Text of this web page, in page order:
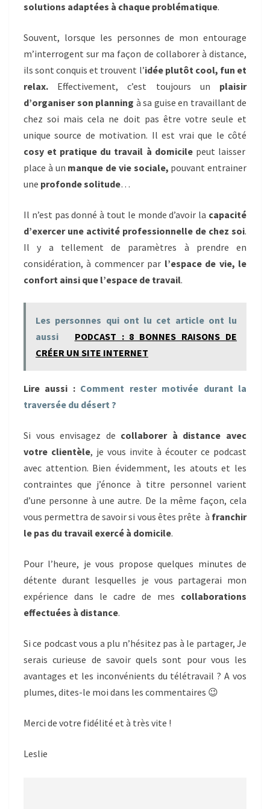
solutions adaptées à chaque problématique.
Souvent, lorsque les personnes de mon entourage
m’interrogent sur ma façon de collaborer à distance,
ils sont conquis et trouvent l’idée plutôt cool, fun et
relax. Effectivement, c’est toujours un plaisir
d’organiser son planning à sa guise en travaillant de
chez soi mais cela ne doit pas être votre seule et
unique source de motivation. Il est vrai que le côté
cosy et pratique du travail à domicilepeut laisser
place à un manque de vie sociale, pouvant entrainer
une profonde solitude…
Il n’est pas donné à tout le monde d’avoir la capacité
d’exercer une activité professionnelle de chez soi.
Il y a tellement de paramètres à prendre en
considération, à commencer par l’espace de vie, le
confort ainsi que l’espace de travail.
Les personnes qui ont lu cet article ont lu
aussi
PODCAST : 8 BONNES RAISONS DE
CRÉER UN SITE INTERNET
Lire aussi : Comment rester motivée durant la
traversée du désert ?
Si vous envisagez de collaborer à distance avec
votre clientèle, je vous invite à écouter ce podcast
avec attention. Bien évidemment, les atouts et les
contraintes que j’énonce à titre personnel varient
d’une personne à une autre. De la même façon, cela
vous permettra de savoir si vous êtes prête à franchir
le pas du travail exercé à domicile.
Pour l’heure, je vous propose quelques minutes de
détente durant lesquelles je vous partagerai mon
expérience dans le cadre de mes collaborations
effectuées à distance.
Si ce podcast vous a plu n’hésitez pas à le partager, Je
serais curieuse de savoir quels sont pour vous les
avantages et les inconvénients du télétravail ? A vos
plumes, dites-le moi dans les commentaires 😉
Merci de votre fidélité et à très vite !
Leslie